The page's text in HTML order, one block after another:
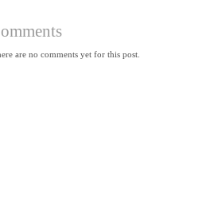
are no comments yet for this post.